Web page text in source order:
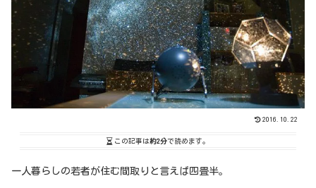
2016.10.22
この記事は約2分で読めます。
一人暮らしの若者が住む間取りと言えば四畳半。